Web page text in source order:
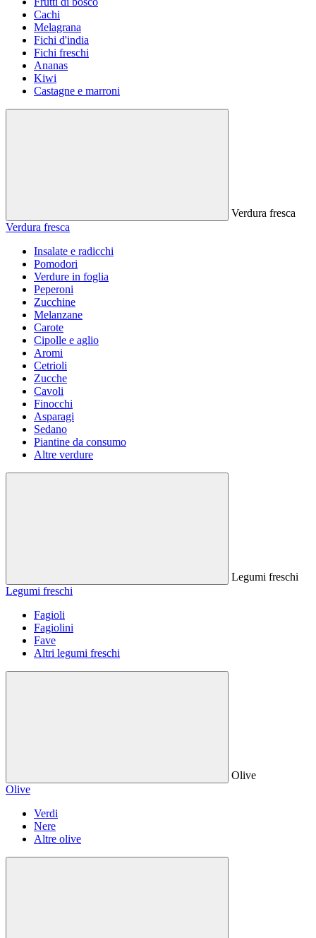
Cachi
Melagrana
Fichi d'india
Fichi freschi
Ananas
Kiwi
Castagne e marroni
Verdura fresca
Verdura fresca
Insalate e radicchi
Pomodori
Verdure in foglia
Peperoni
Zucchine
Melanzane
Carote
Cipolle e aglio
Aromi
Cetrioli
Zucche
Cavoli
Finocchi
Asparagi
Sedano
Piantine da consumo
Altre verdure
Legumi freschi
Legumi freschi
Fagioli
Fagiolini
Fave
Altri legumi freschi
Olive
Olive
Verdi
Nere
Altre olive